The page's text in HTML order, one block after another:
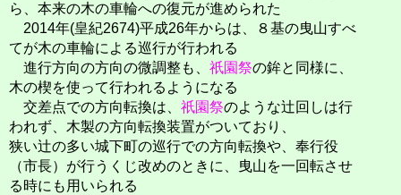
ら、本来の木の車輪への復元が進められた
2014年(皇紀2674)平成26年からは、８基の曳山すべ
てが木の車輪による巡行が行われる
進行方向の方向の微調整も、 祇園祭の鉾と同様に、
木の楔を使って行われるようになる
交差点での方向転換は、 祇園祭のような辻回しは行
われず、木製の方向転換装置がついており、
狭い辻の多い城下町の巡行での方向転換や、奉行役
（市長）が行うくじ改めのときに、曳山を一回転させ
る時にも用いられる